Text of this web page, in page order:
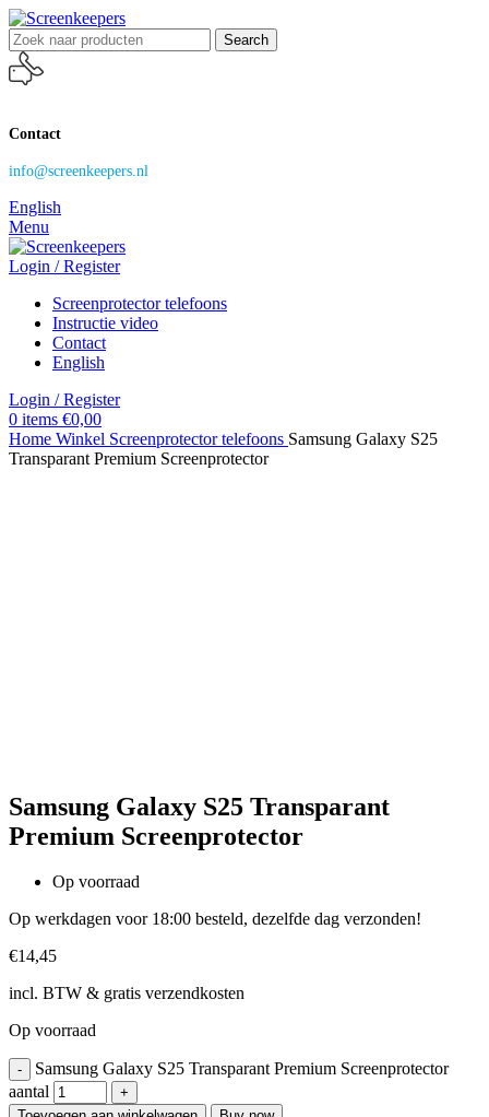
Search
Contact
info@screenkeepers.nl
English
Menu
Login / Register
Screenprotector telefoons
Instructie video
Contact
English
Login / Register
0 items €0,00
Home Winkel Screenprotector telefoons Samsung Galaxy S25
Transparant Premium Screenprotector
Samsung Galaxy S25 Transparant
Premium Screenprotector
Op voorraad
Op werkdagen voor 18:00 besteld, dezelfde dag verzonden!
€14,45
incl. BTW & gratis verzendkosten
Op voorraad
Samsung Galaxy S25 Transparant Premium Screenprotector
aantal